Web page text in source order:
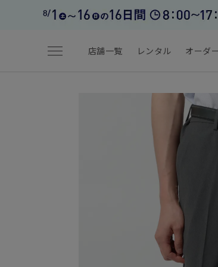
menu 店舗一覧 レンタル オーダー